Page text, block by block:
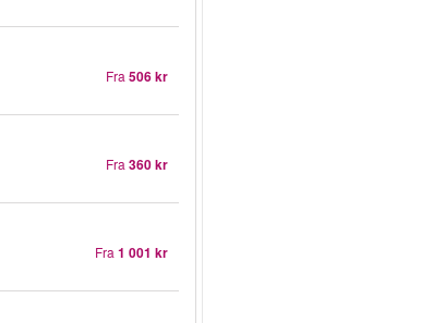
Fra 506 kr
Fra 360 kr
Fra 1 001 kr